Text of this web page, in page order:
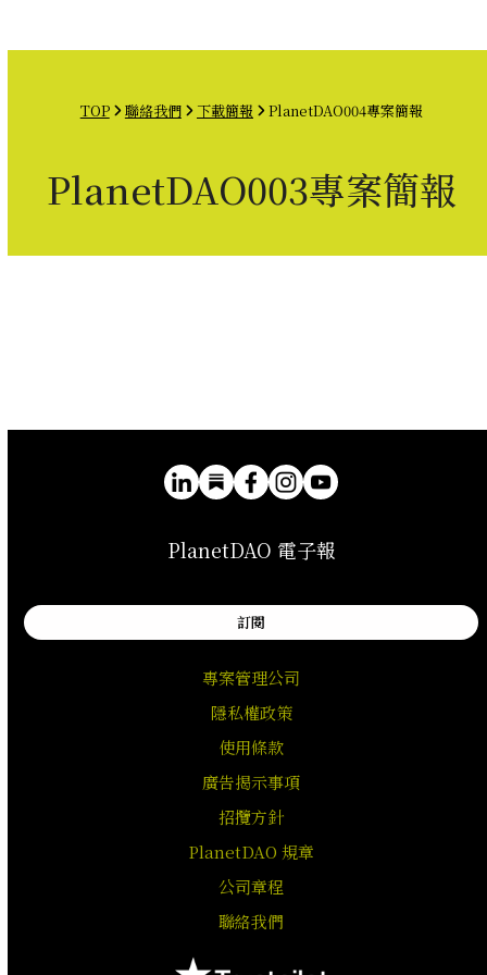
to mobile
mobile
TOP 聯絡我們 下載簡報 PlanetDAO004專案簡報
PlanetDAO003專案簡報
PlanetDAO 電子報
訂閱
專案管理公司
隱私權政策
使用條款
廣告揭示事項
招攬方針
PlanetDAO 規章
公司章程
聯絡我們